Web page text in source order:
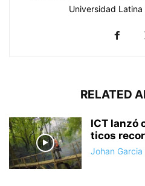
Universidad Latina
RELATED
ICT lanzó
ticos
Johan Garcia